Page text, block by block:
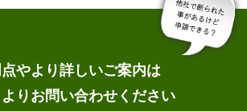
やより詳しいご案内は
りお問い合わせください